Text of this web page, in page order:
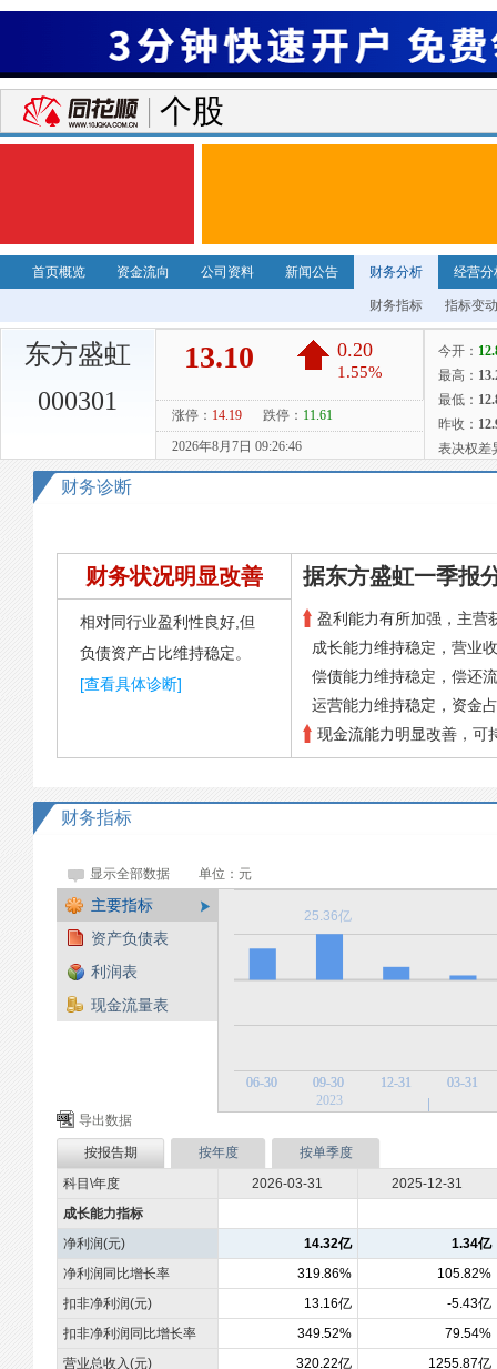
个股
首页概览 资金流向 公司资料 新闻公告 财务分析 经营分
财务指标 指标变
东方盛虹
000301